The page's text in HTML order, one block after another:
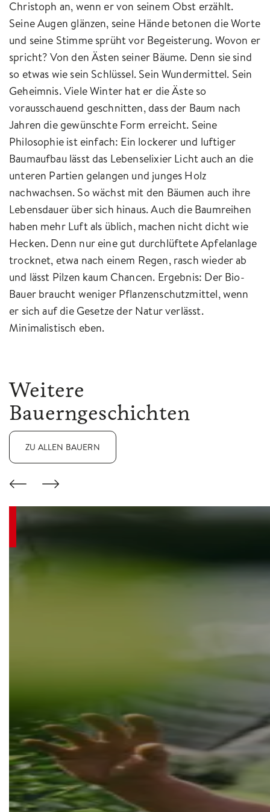
Christoph an, wenn er von seinem Obst erzählt.
Seine Augen glänzen, seine Hände betonen die Worte
und seine Stimme sprüht vor Begeisterung. Wovon er
spricht? Von den Ästen seiner Bäume. Denn sie sind
so etwas wie sein Schlüssel. Sein Wundermittel. Sein
Geheimnis. Viele Winter hat er die Äste so
vorausschauend geschnitten, dass der Baum nach
Jahren die gewünschte Form erreicht. Seine
Philosophie ist einfach: Ein lockerer und luftiger
Baumaufbau lässt das Lebenselixier Licht auch an die
unteren Partien gelangen und junges Holz
nachwachsen. So wächst mit den Bäumen auch ihre
Lebensdauer über sich hinaus. Auch die Baumreihen
haben mehr Luft als üblich, machen nicht dicht wie
Hecken. Denn nur eine gut durchlüftete Apfelanlage
trocknet, etwa nach einem Regen, rasch wieder ab
und lässt Pilzen kaum Chancen. Ergebnis: Der Bio-
Bauer braucht weniger Pflanzenschutzmittel, wenn
er sich auf die Gesetze der Natur verlässt.
Minimalistisch eben.
Weitere
Bauerngeschichten
ZU ALLEN BAUERN